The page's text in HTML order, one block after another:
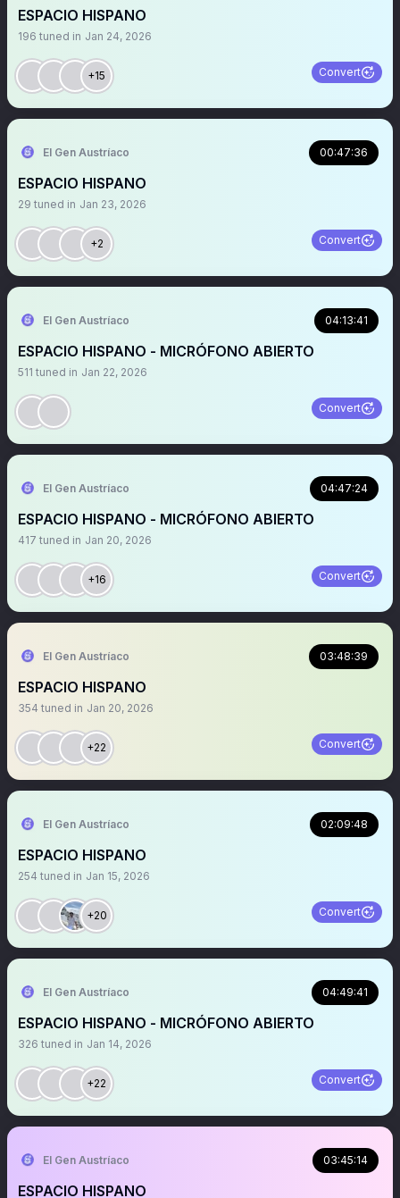
ESPACIO HISPANO
196 tuned in Jan 24, 2026
+15 Convert
El Gen Austríaco 00:47:36
ESPACIO HISPANO
29 tuned in Jan 23, 2026
+2 Convert
El Gen Austríaco 04:13:41
ESPACIO HISPANO - MICRÓFONO ABIERTO
511 tuned in Jan 22, 2026
Convert
El Gen Austríaco 04:47:24
ESPACIO HISPANO - MICRÓFONO ABIERTO
417 tuned in Jan 20, 2026
+16 Convert
El Gen Austríaco 03:48:39
ESPACIO HISPANO
354 tuned in Jan 20, 2026
+22 Convert
El Gen Austríaco 02:09:48
ESPACIO HISPANO
254 tuned in Jan 15, 2026
+20 Convert
El Gen Austríaco 04:49:41
ESPACIO HISPANO - MICRÓFONO ABIERTO
326 tuned in Jan 14, 2026
+22 Convert
El Gen Austríaco 03:45:14
ESPACIO HISPANO